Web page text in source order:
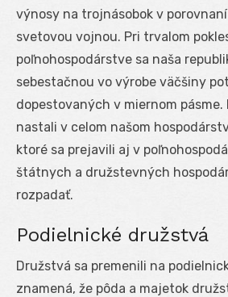
výnosy na trojnásobok v
svetovou vojnou. Pri trvalom
poľnohospodárstve sa naša
sebestačnou vo výrobe väčšiny
dopestovaných v miernom pásme.
nastali v celom našom
ktoré sa prejavili aj v
štátnych a družstevných
rozpadať.
Podielnické družstvá
Družstvá sa premenili na
znamená, že pôda a majetok